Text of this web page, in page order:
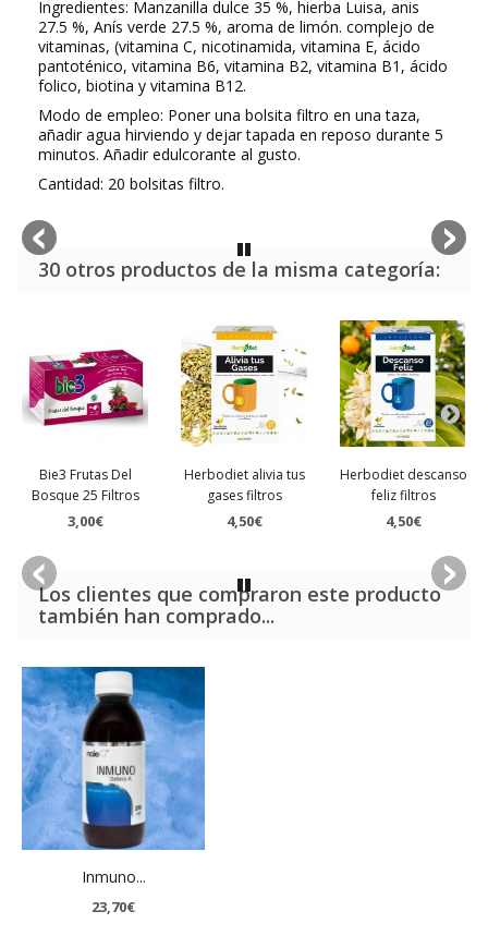
Ingredientes: Manzanilla dulce 35 %, hierba Luisa, anis
27.5 %, Anís verde 27.5 %, aroma de limón. complejo de
vitaminas, (vitamina C, nicotinamida, vitamina E, ácido
pantoténico, vitamina B6, vitamina B2, vitamina B1, ácido
folico, biotina y vitamina B12.
Modo de empleo: Poner una bolsita filtro en una taza,
añadir agua hirviendo y dejar tapada en reposo durante 5
minutos. Añadir edulcorante al gusto.
Cantidad: 20 bolsitas filtro.
30 otros productos de la misma categoría:
Bie3 Frutas Del
Bosque 25 Filtros
3,00€
Herbodiet alivia tus
gases filtros
4,50€
Herbodiet descanso
feliz filtros
4,50€
Los clientes que compraron este producto
también han comprado...
Inmuno...
23,70€